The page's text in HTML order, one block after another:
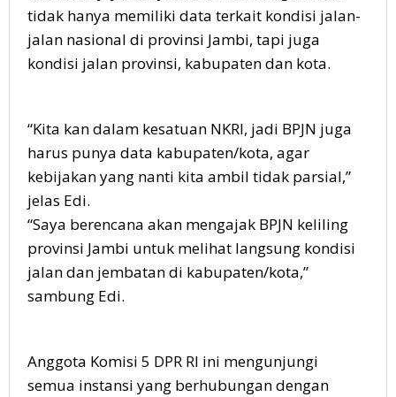
tidak hanya memiliki data terkait kondisi jalan-
jalan nasional di provinsi Jambi, tapi juga
kondisi jalan provinsi, kabupaten dan kota.
“Kita kan dalam kesatuan NKRI, jadi BPJN juga
harus punya data kabupaten/kota, agar
kebijakan yang nanti kita ambil tidak parsial,”
jelas Edi.
“Saya berencana akan mengajak BPJN keliling
provinsi Jambi untuk melihat langsung kondisi
jalan dan jembatan di kabupaten/kota,”
sambung Edi.
Anggota Komisi 5 DPR RI ini mengunjungi
semua instansi yang berhubungan dengan